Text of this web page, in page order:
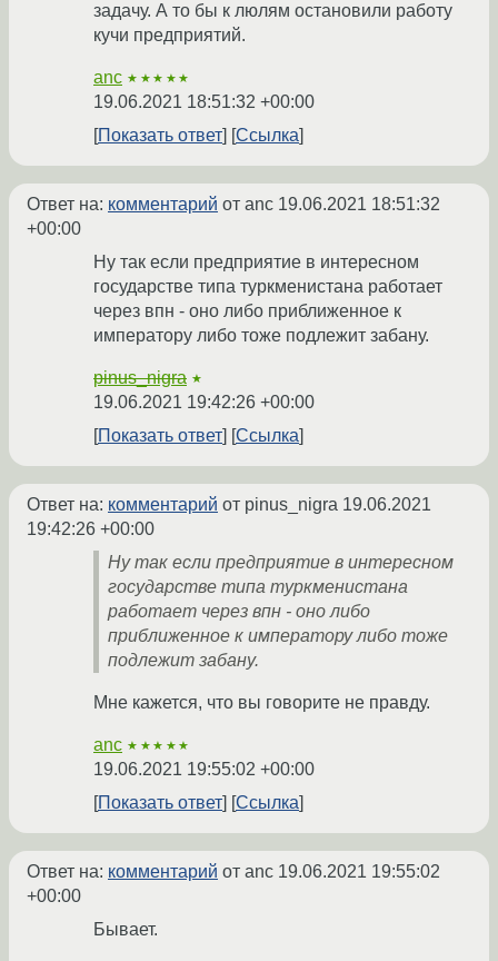
задачу. А то бы к люлям остановили работу
кучи предприятий.
anc ★★★★★
19.06.2021 18:51:32 +00:00
Показать ответ
Ссылка
Ответ на: комментарий от anc 19.06.2021 18:51:32
+00:00
Ну так если предприятие в интересном
государстве типа туркменистана работает
через впн - оно либо приближенное к
императору либо тоже подлежит забану.
pinus_nigra ★
19.06.2021 19:42:26 +00:00
Показать ответ
Ссылка
Ответ на: комментарий от pinus_nigra 19.06.2021
19:42:26 +00:00
Ну так если предприятие в интересном
государстве типа туркменистана
работает через впн - оно либо
приближенное к императору либо тоже
подлежит забану.
Мне кажется, что вы говорите не правду.
anc ★★★★★
19.06.2021 19:55:02 +00:00
Показать ответ
Ссылка
Ответ на: комментарий от anc 19.06.2021 19:55:02
+00:00
Бывает.